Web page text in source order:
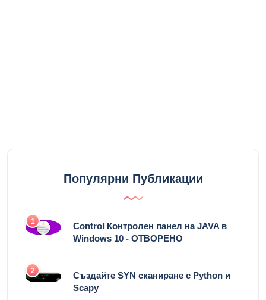
Популярни Публикации
1
Control Контролен панел на JAVA в
Windows 10 - ОТВОРЕНО
2
Създайте SYN сканиране с Python и
Scapy